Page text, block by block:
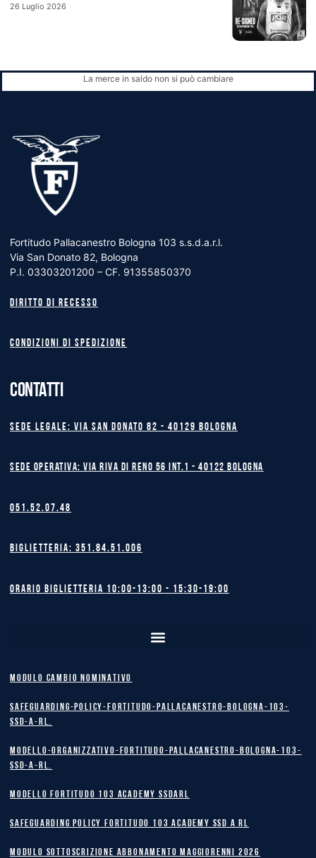
26 Luglio 2026
La merce in saldo non si può cambiare
Fortitudo Pallacanestro Bologna 103 s.s.d.a.r.l.
Via San Donato 82, Bologna
P.I. 03303201200 – CF. 91355850370
Diritto di recesso
Condizioni di spedizione
CONTATTI
Sede legale: Via San Donato 82 - 40129 BOLOGNA
Sede operativa: Via Riva di Reno 56 int.1 - 40122 BOLOGNA
051.52.07.48
Biglietteria: 351.84.51.006
Orario biglietteria 10:00-13:00 - 15:30-19:00
MODULO CAMBIO NOMINATIVO
safeguarding-policy-Fortitudo-Pallacanestro-Bologna-103-
SSD-A-RL.
Modello-Organizzativo-Fortitudo-Pallacanestro-Bologna-103-
SSD-A-RL.
MODELLO FORTITUDO 103 ACADEMY SSDARL
safeguarding policy Fortitudo 103 Academy SSD A RL
MODULO SOTTOSCRIZIONE ABBONAMENTO MAGGIORENNI 2026